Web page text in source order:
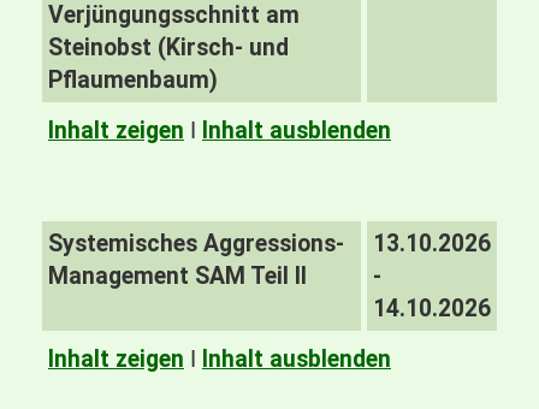
Verjüngungsschnitt am
Steinobst (Kirsch- und
Pflaumenbaum)
Inhalt zeigen I Inhalt ausblenden
Systemisches Aggressions-
Management SAM Teil II
13.10.2026
-
14.10.2026
Inhalt zeigen I Inhalt ausblenden